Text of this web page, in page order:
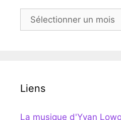
Archives
Liens
La musique d'Yvan